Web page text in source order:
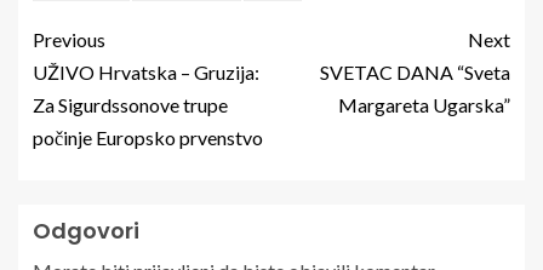
Previous
UŽIVO Hrvatska – Gruzija:
Za Sigurdssonove trupe
počinje Europsko prvenstvo
Next
SVETAC DANA “Sveta
Margareta Ugarska”
Odgovori